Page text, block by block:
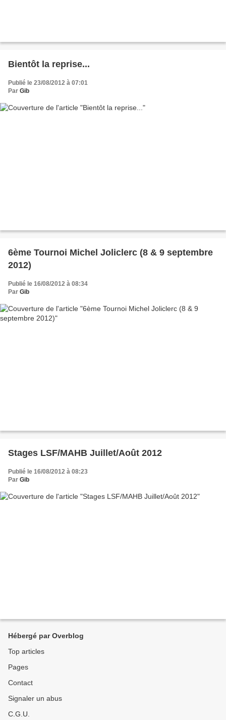
Bientôt la reprise...
Publié le 23/08/2012 à 07:01
Par Gib
6ème Tournoi Michel Joliclerc (8 & 9 septembre
2012)
Publié le 16/08/2012 à 08:34
Par Gib
Stages LSF/MAHB Juillet/Août 2012
Publié le 16/08/2012 à 08:23
Par Gib
Hébergé par Overblog
Top articles
Pages
Contact
Signaler un abus
C.G.U.